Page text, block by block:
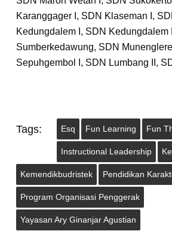
Karanggager I, SDN Klaseman I,
Kedungdalem I, SDN Kedungdalem
Sumberkedawung, SDN
Sepuhgembol I, SDN Lumbang II,
Tags: Esq Fun Learning Fun
Instructional Leadership
Kemendikbudristek Pendidikan
Program Organisasi Penggerak
Yayasan Ary Ginanjar Agustian